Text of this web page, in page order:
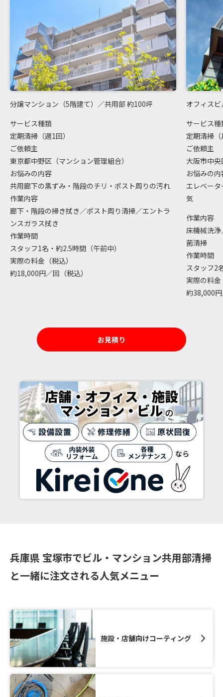
分譲マンション（5階建て）／共用部 約100坪
サービス種類
定期清掃（週1回）
ご依頼主
東京都中野区（マンション管理組合）
お悩みの内容
共用廊下の黒ずみ・階段のチリ・ポスト周りの汚れ
作業内容
廊下・階段の掃き拭き／ポスト周り清掃／エントラ
ンスガラス拭き
作業時間
スタッフ1名・約2.5時間（午前中）
実際の料金（税込）
約18,000円／回（税込）
オフィス
サービス種
定期清掃
ご依頼主
大阪市中
お悩みの内
エレベー
気
作業内容
床機械洗
菌清掃
作業時間
スタッフ2
実際の料
約38,000
お見積り
兵庫県 宝塚市でビル・マンション共用部清掃
と一緒に注文される人気メニュー
施設・店舗向けコーティング